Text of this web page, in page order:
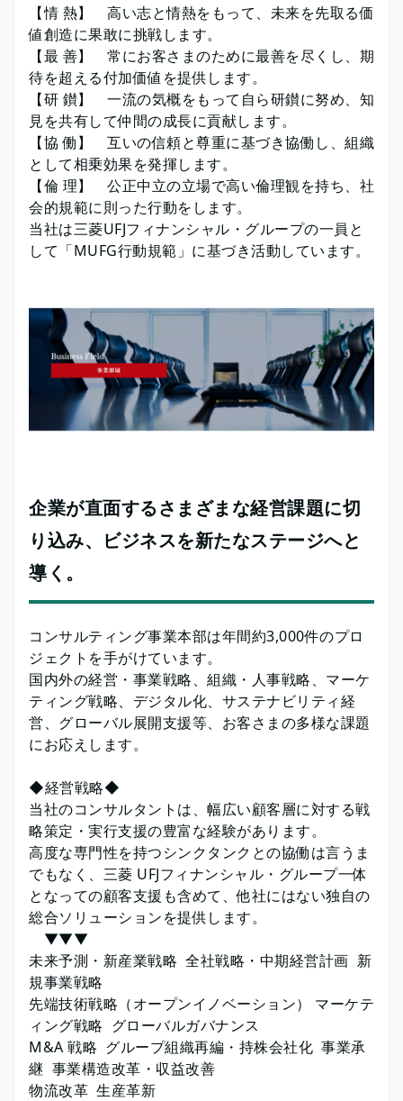
【情 熱】 高い志と情熱をもって、未来を先取る価
値創造に果敢に挑戦します。
【最 善】 常にお客さまのために最善を尽くし、期
待を超える付加価値を提供します。
【研 鑚】 一流の気概をもって自ら研鑚に努め、知
見を共有して仲間の成長に貢献します。
【協 働】 互いの信頼と尊重に基づき協働し、組織
として相乗効果を発揮します。
【倫 理】 公正中立の立場で高い倫理観を持ち、社
会的規範に則った行動をします。
当社は三菱UFJフィナンシャル・グループの一員と
して「MUFG行動規範」に基づき活動しています。
企業が直面するさまざまな経営課題に切
り込み、ビジネスを新たなステージへと
導く。
コンサルティング事業本部は年間約3,000件のプロ
ジェクトを手がけています。
国内外の経営・事業戦略、組織・人事戦略、マーケ
ティング戦略、デジタル化、サステナビリティ経
営、グローバル展開支援等、お客さまの多様な課題
にお応えします。
◆経営戦略◆
当社のコンサルタントは、幅広い顧客層に対する戦
略策定・実行支援の豊富な経験があります。
高度な専門性を持つシンクタンクとの協働は言うま
でもなく、三菱 UFJフィナンシャル・グループ一体
となっての顧客支援も含めて、他社にはない独自の
総合ソリューションを提供します。
▼▼▼
未来予測・新産業戦略 全社戦略・中期経営計画 新
規事業戦略
先端技術戦略（オープンイノベーション） マーケテ
ィング戦略 グローバルガバナンス
M&A 戦略 グループ組織再編・持株会社化 事業承
継 事業構造改革・収益改善
物流改革 生産革新